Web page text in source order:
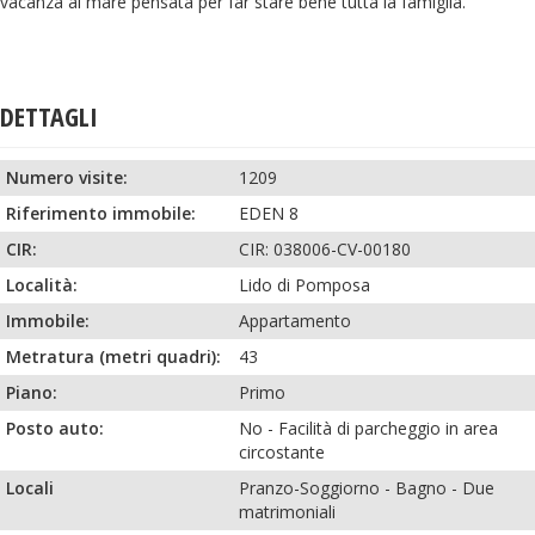
DETTAGLI
Numero visite:
1209
Riferimento immobile:
EDEN 8
CIR:
CIR: 038006-CV-00180
Località:
Lido di Pomposa
Immobile:
Appartamento
Metratura (metri quadri):
43
Piano:
Primo
Posto auto:
No - Facilità di parcheggio in area
circostante
Locali
Pranzo-Soggiorno - Bagno - Due
matrimoniali